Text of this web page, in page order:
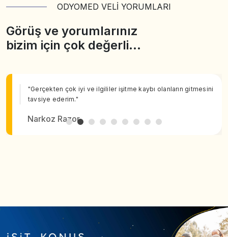
ODYOMED VELİ YORUMLARI
Görüş ve yorumlarınız
bizim için çok değerli…
"Gerçekten çok iyi ve ilgililer işitme kaybı olanların gitmesini
tavsiye ederim."
Narkoz Razor